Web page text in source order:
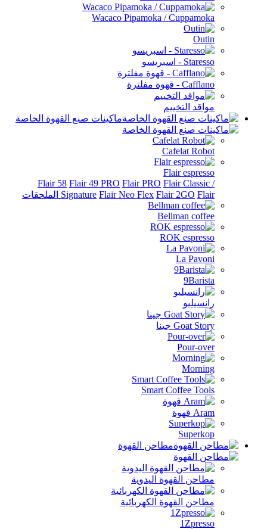
Wacaco Pipamoka / Cuppamoka
Outin
Staresso - اسبريسو
Cafflano - قهوة مفلترة
مواقد التخييم
ماكينات صنع القهوة الخاصة
Cafelat Robot
Flair espresso
Flair 58 Flair 49 PRO Flair PRO Flair Classic /
Signature Flair Neo Flex Flair 2GO Flair الملحقات
Bellman coffee
ROK espresso
La Pavoni
9Barista
رانسيليو
Goat Story جينا
Pour-over
Morning
Smart Coffee Tools
Aram قهوة
Superkop
مطاحن القهوة
مطاحن القهوة اليدوية
مطاحن القهوة الكهربائية
1Zpresso